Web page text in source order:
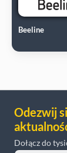
Beeline
Odezwij
Dołącz do